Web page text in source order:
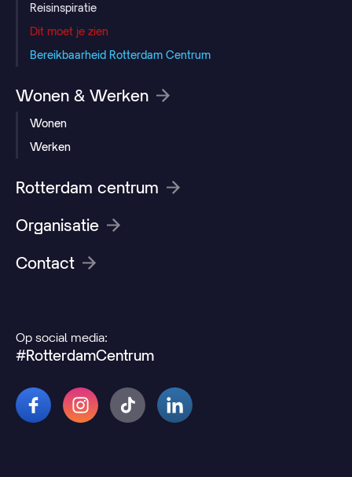
Reisinspiratie
Dit moet je zien
Bereikbaarheid Rotterdam Centrum
Wonen & Werken
Wonen
Werken
Rotterdam centrum
Organisatie
Contact
Op social media:
#RotterdamCentrum